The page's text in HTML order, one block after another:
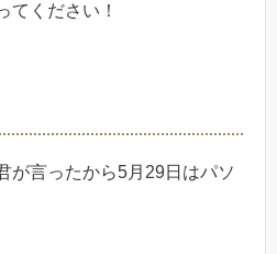
てください！
が言ったから5月29日はパソ